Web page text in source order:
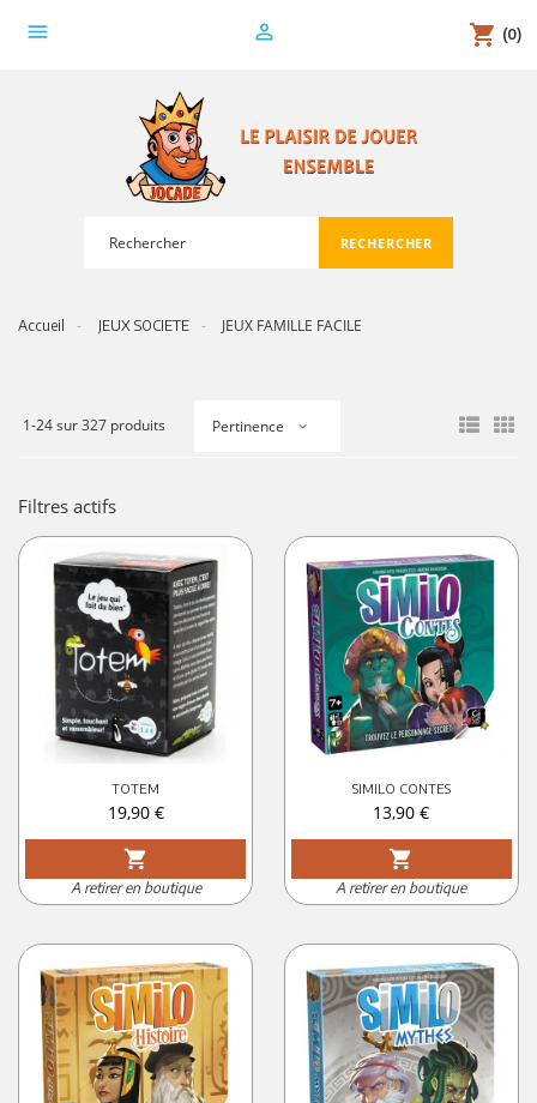
menu person_outline shopping_cart (0)
search
RECHERCHER
Accueil JEUX SOCIETE JEUX FAMILLE FACILE
1-24 sur 327 produits Pertinence
Filtres actifs
TOTEM
Prix
19,90 €
shopping_cart
A retirer en boutique
SIMILO CONTES
Prix
13,90 €
shopping_cart
A retirer en boutique